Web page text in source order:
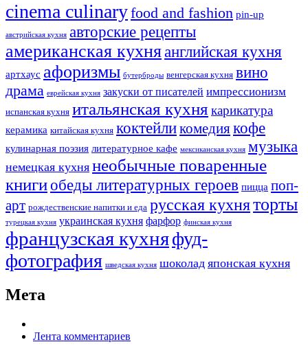
cinema culinaryfood аnd fashion pin-up
австрийская кухня авторские рецепты
американская кухняанглийская кухня
артхаус афоризмы бутерброды венгерская кухня вино
драма еврейская кухня закуски от писателей импрессионизм
испанская кухня итальянская кухня карикатура
керамика китайская кухня коктейликомедиякофе
кулинарная поэзия литературное кафе мексиканская кухня музыка
немецкая кухня необычные поваренные
книгиобеды литературных героев пицца поп-
арт рождественские напитки и еда русская кухняторты
турецкая кухня украинская кухня фарфор финская кухня
французская кухняфуд-
фотография шведская кухня шоколад японская кухня
Мета
Лента комментариев